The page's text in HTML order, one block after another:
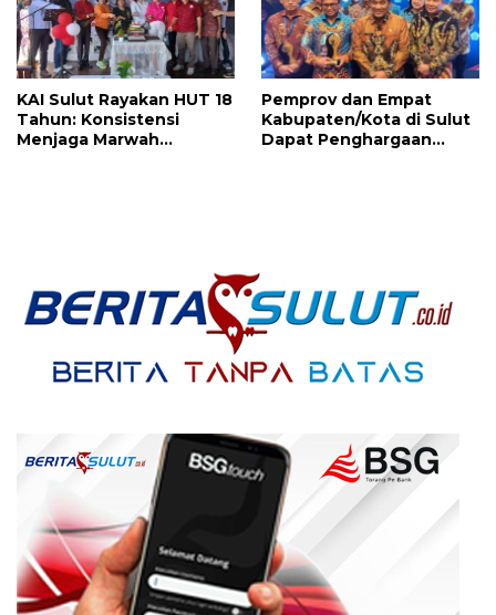
KAI Sulut Rayakan HUT 18
Tahun: Konsistensi
Menjaga Marwah
Pemprov dan Empat
Kabupaten/Kota di Sulut
Dapat Penghargaan